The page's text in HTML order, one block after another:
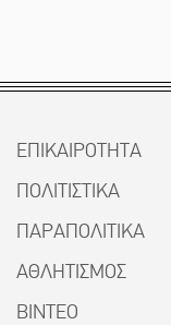
ΕΠΙΚΑΙΡΟΤΗΤΑ
ΠΟΛΙΤΙΣΤΙΚΑ
ΠΑΡΑΠΟΛΙΤΙΚΑ
ΑΘΛΗΤΙΣΜΟΣ
ΒΙΝΤΕΟ